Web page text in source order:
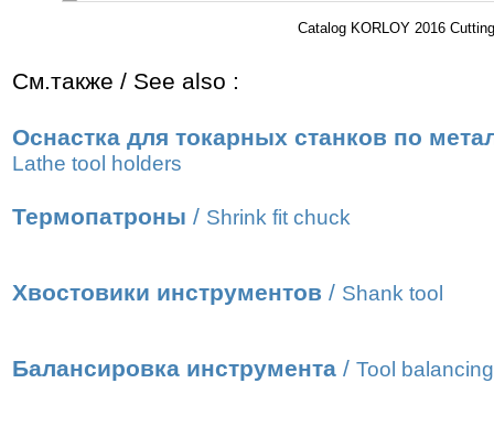
Catalog KORLOY 2016
См.также / See also :
Оснастка для токарных станков по
Lathe tool holders
Термопатроны / Shrink fit chuck
Хвостовики инструментов / Shank tool
Балансировка инструмента / Tool balancing